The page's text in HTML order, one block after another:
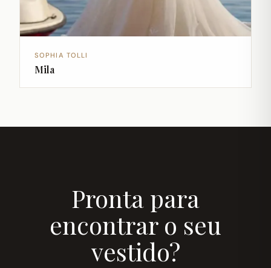
SOPHIA TOLLI
Mila
Pronta para
encontrar o seu
vestido?